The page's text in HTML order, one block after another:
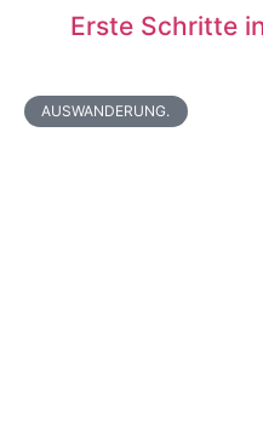
Erste Schritte
AUSWANDERUNG.